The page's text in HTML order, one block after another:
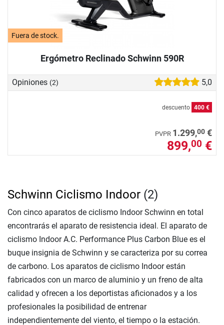
Fuera de stock.
Ergómetro Reclinado Schwinn 590R
Opiniones (2) 5,0
descuento 400 €
PVPR 1.299,00 €
899,00 €
Schwinn Ciclismo Indoor (2)
Con cinco aparatos de ciclismo Indoor Schwinn en total
encontrarás el aparato de resistencia ideal. El aparato de
ciclismo Indoor A.C. Performance Plus Carbon Blue es el
buque insignia de Schwinn y se caracteriza por su correa
de carbono. Los aparatos de ciclismo Indoor están
fabricados con un marco de aluminio y un freno de alta
calidad y ofrecen a los deportistas aficionados y a los
profesionales la posibilidad de entrenar
independientemente del viento, el tiempo o la estación.